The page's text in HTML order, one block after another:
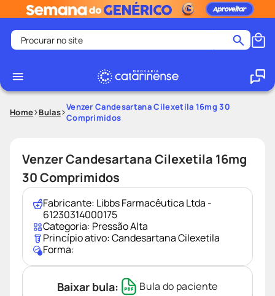
Procurar no site
1
medley
protetor solar facial
5º
tadalafila
6º
lenço umedecido
ozivy
protetor solar
fralda pampers
10
Home Bulas Venzer Candesartana Cilexetila 16mg 30
Comprimidos
Venzer Candesartana Cilexetila 16mg
30 Comprimidos
Fabricante: Libbs Farmacêutica Ltda -
61230314000175
Categoria: Pressão Alta
Princípio ativo:Candesartana Cilexetila
Forma:
Baixar bula: Bula do paciente